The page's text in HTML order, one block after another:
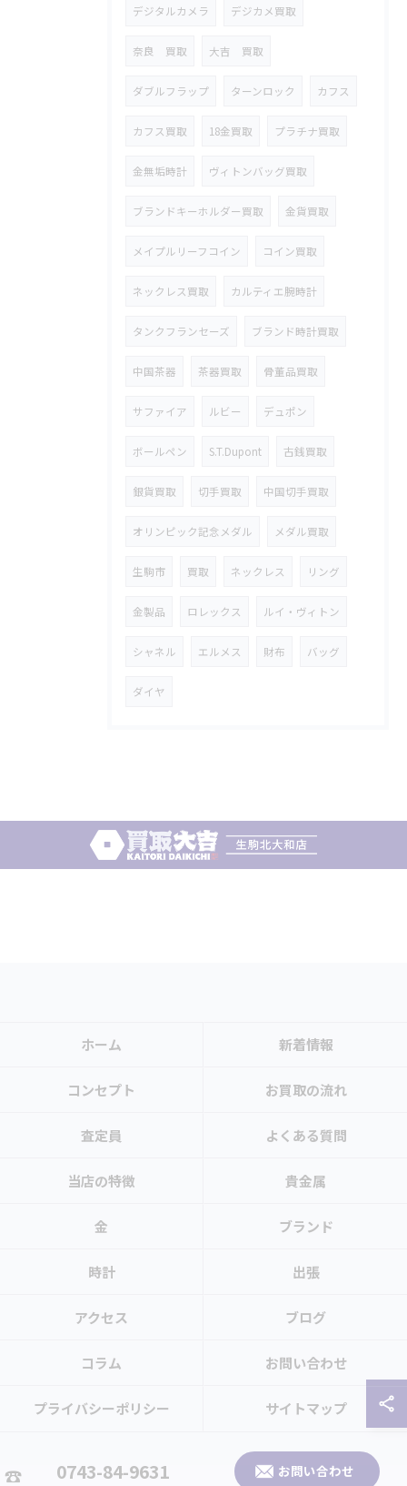
デジタルカメラ デジカメ買取
奈良 買取 大吉 買取
ダブルフラップ ターンロック カフス
カフス買取 18金買取 プラチナ買取
金無垢時計 ヴィトンバッグ買取
ブランドキーホルダー買取 金貨買取
メイプルリーフコイン コイン買取
ネックレス買取 カルティエ腕時計
タンクフランセーズ ブランド時計買取
中国茶器 茶器買取 骨董品買取
サファイア ルビー デュポン
ボールペン S.T.Dupont 古銭買取
銀貨買取 切手買取 中国切手買取
オリンピック記念メダル メダル買取
生駒市 買取 ネックレス リング
金製品 ロレックス ルイ・ヴィトン
シャネル エルメス 財布 バッグ
ダイヤ
0743-84-9631 お問い合わせ
ホーム 新着情報
コンセプト お買取の流れ
査定員 よくある質問
当店の特徴 貴金属
金 ブランド
時計 出張
アクセス ブログ
コラム お問い合わせ
プライバシーポリシー サイトマップ
© 2026 奈良県生駒市のお買取なら買取大吉 生駒北大和店 ALL RIGHTS